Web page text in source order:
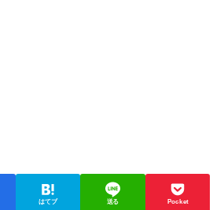
はてブ 送る Pocket